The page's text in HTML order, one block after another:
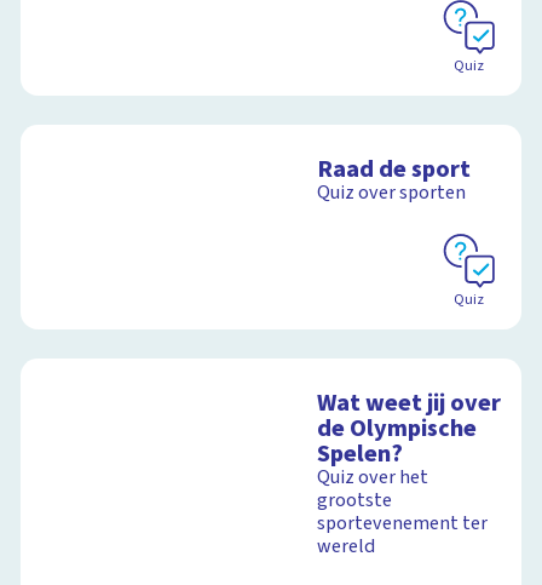
Quiz
Raad de sport
Quiz over sporten
Quiz
Wat weet jij over
de Olympische
Spelen?
Quiz over het
grootste
sportevenement ter
wereld